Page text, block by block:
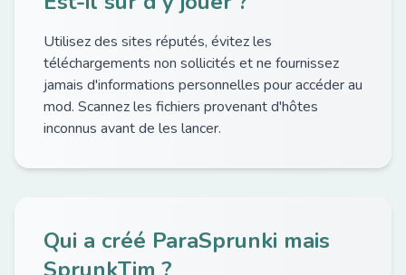
Utilisez des sites réputés, évitez les
téléchargements non sollicités et ne fournissez
jamais d'informations personnelles pour accéder au
mod. Scannez les fichiers provenant d'hôtes
inconnus avant de les lancer.
Qui a créé ParaSprunki mais